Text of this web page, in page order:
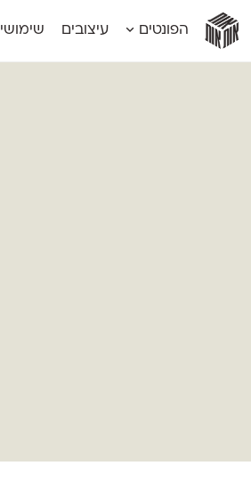
אותאות
אותאות
אות
אות
הפונטים עיצובים שימושי